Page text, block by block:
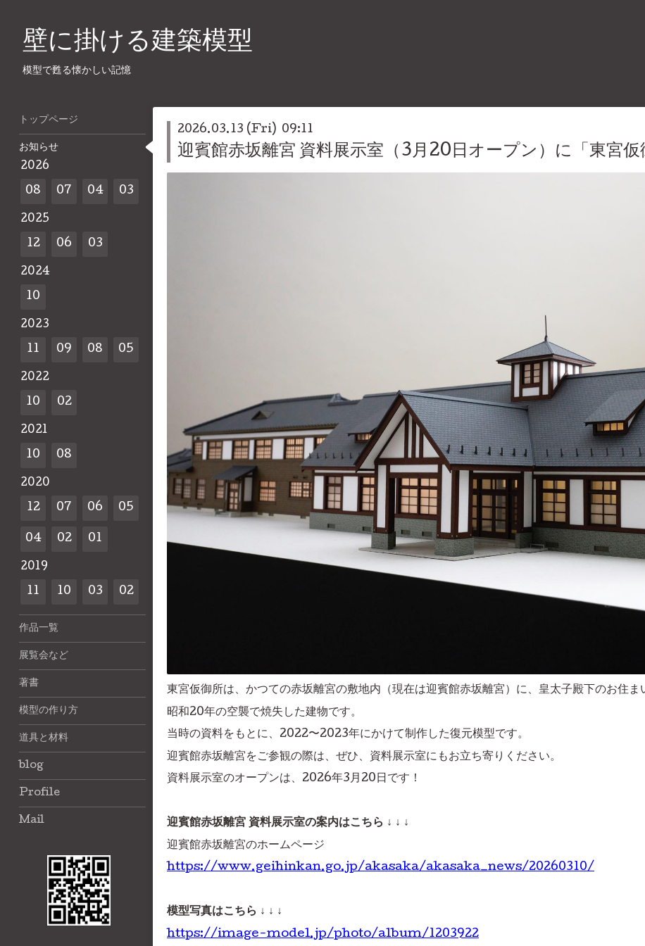
壁に掛ける建築模型
模型で甦る懐かしい記憶
2026.03.13 (Fri) 09:11
迎賓館赤坂離宮 資料展示室（3月20日オープン）に「東宮仮
東宮仮御所は、かつての赤坂離宮の敷地内（現在は迎賓館赤坂離宮）に、 皇太子殿下のお住ま
昭和20年の空襲で焼失した建物です。
当時の資料をもとに、2022〜2023年にかけて制作した復元模型です。
迎賓館赤坂離宮をご参観の際は、ぜひ、資料展示室にもお立ち寄りください。
資料展示室のオープンは、2026年3月20日です！
迎賓館赤坂離宮 資料展示室の案内はこちら ↓ ↓ ↓
迎賓館赤坂離宮のホームページ
https://www.geihinkan.go.jp/akasaka/akasaka_news/20260310/
模型写真はこちら ↓ ↓ ↓
https://image-model.jp/photo/album/1203922
トップページ
お知らせ
2026
08 07 04 03
2025
12 06 03
2024
10
2023
11 09 08 05
2022
10 02
2021
10 08
2020
12 07 06 05
04 02 01
2019
11 10 03 02
作品一覧
展覧会など
著書
模型の作り方
道具と材料
blog
Profile
Mail